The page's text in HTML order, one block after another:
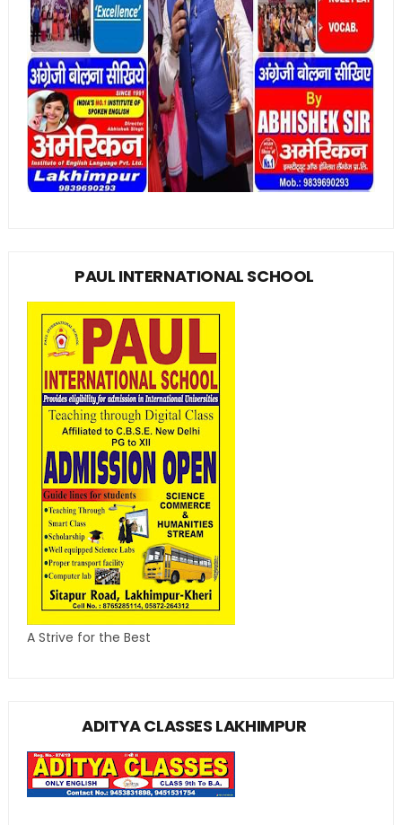
PAUL INTERNATIONAL SCHOOL
A Strive for the Best
ADITYA CLASSES LAKHIMPUR